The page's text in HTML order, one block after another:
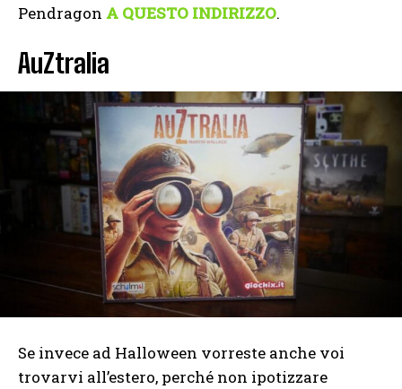
Pendragon A QUESTO INDIRIZZO.
AuZtralia
Se invece ad Halloween vorreste anche voi
trovarvi all’estero, perché non ipotizzare